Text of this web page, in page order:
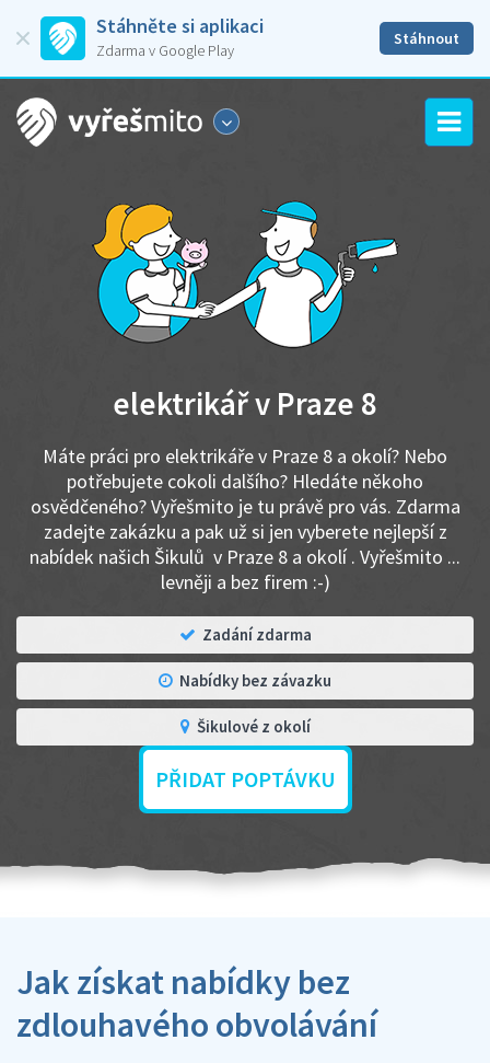
Stáhněte si aplikaci
Zdarma v Google Play
Stáhnout
elektrikář v Praze 8
Máte práci pro elektrikáře v Praze 8 a okolí? Nebo
potřebujete cokoli dalšího? Hledáte někoho
osvědčeného? Vyřešmito je tu právě pro vás. Zdarma
zadejte zakázku a pak už si jen vyberete nejlepší z
nabídek našich Šikulů v Praze 8 a okolí . Vyřešmito ...
levněji a bez firem :-)
Zadání zdarma
Nabídky bez závazku
Šikulové z okolí
PŘIDAT POPTÁVKU
Jak získat nabídky bez
zdlouhavého obvolávání